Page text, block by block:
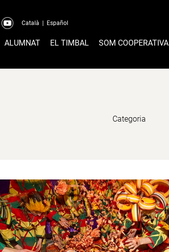
Català Español
ALUMNAT EL TIMBAL SOM COOPERATIVA